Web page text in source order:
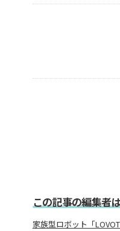
この記事の編集者
家族型ロボット「